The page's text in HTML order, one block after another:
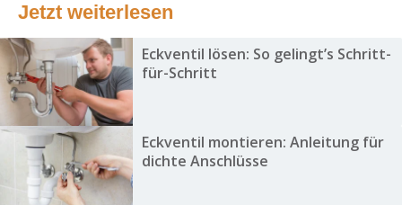
Jetzt weiterlesen
Eckventil lösen: So gelingt’s Schritt-
für-Schritt
Eckventil montieren: Anleitung für
dichte Anschlüsse